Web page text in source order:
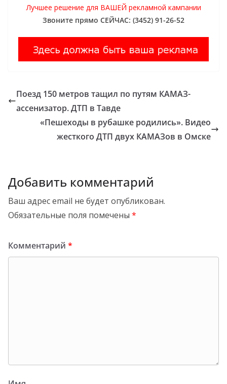
Лучшее решение для ВАШЕЙ рекламной кампании
Звоните прямо СЕЙЧАС: (3452) 91-26-52
Поезд 150 метров тащил по путям КАМАЗ-
ассенизатор. ДТП в Тавде
«Пешеходы в рубашке родились». Видео
жесткого ДТП двух КАМАЗов в Омске
Добавить комментарий
Ваш адрес email не будет опубликован.
Обязательные поля помечены *
Комментарий *